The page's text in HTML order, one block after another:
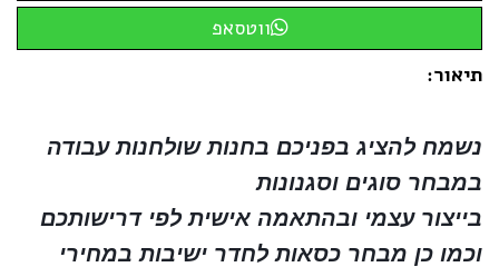
ווטסאפ
תיאור:
נשמח להציג בפניכם בחנות שולחנות עבודה
במבחר סוגים וסגנונות
בייצור עצמי ובהתאמה אישית לפי דרישותכם
וכמו כן מבחר כסאות לחדר ישיבות במחירי